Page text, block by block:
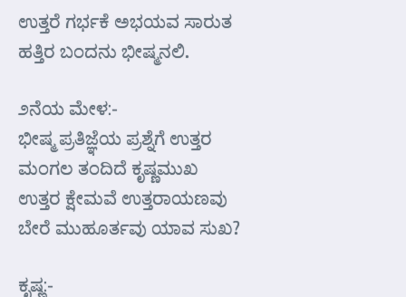
ಉತ್ತರೆ ಗರ್ಭಕೆ ಅಭಯವ ಸಾರುತ
ಹತ್ತಿರ ಬಂದನು ಭೀಷ್ಮನಲಿ.
೨ನೆಯ ಮೇಳ:-
ಭೀಷ್ಮ ಪ್ರತಿಜ್ಞೆಯ ಪ್ರಶ್ನೆಗೆ ಉತ್ತರ
ಮಂಗಲ ತಂದಿದೆ ಕೃಷ್ಣಮುಖ
ಉತ್ತರ ಕ್ಷೇಮವೆ ಉತ್ತರಾಯಣವು
ಬೇರೆ ಮುಹೂರ್ತವು ಯಾವ ಸುಖ?
ಕೃಷ್ಣ:-